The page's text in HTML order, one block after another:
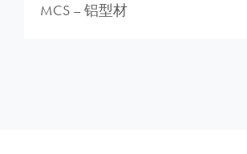
MCS – 铝型材